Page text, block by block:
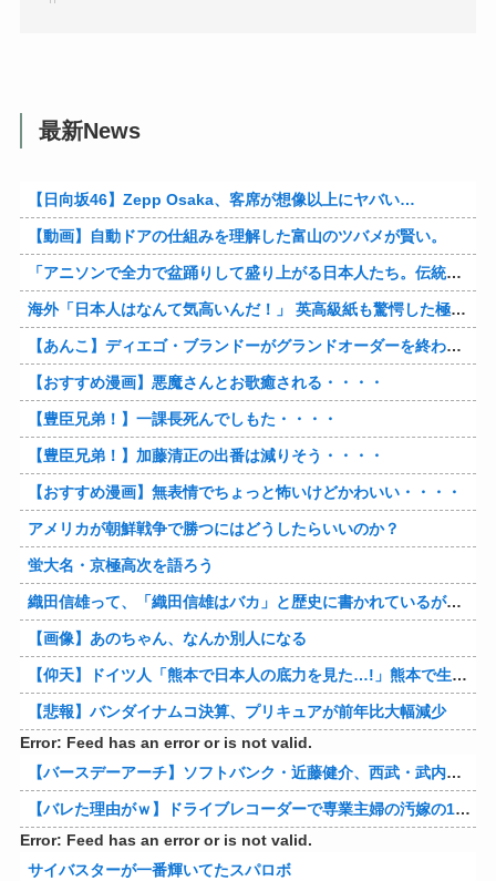
最新News
【日向坂46】Zepp Osaka、客席が想像以上にヤバい…
【動画】自動ドアの仕組みを理解した富山のツバメが賢い。
「アニソンで全力で盆踊りして盛り上がる日本人たち。伝統もオタクもこの熱量、素晴らしい」→女さんブチギレ「これを見て『日本の品格が落ちた』と思いま…
海外「日本人はなんて気高いんだ！」 英高級紙も驚愕した極限の中の日本人の姿に世界が衝撃
【あんこ】ディエゴ・ブランドーがグランドオーダーを終わらせるようです【FGO二部】 第１６６話
【おすすめ漫画】悪魔さんとお歌癒される・・・・
【豊臣兄弟！】一課長死んでしもた・・・・
【豊臣兄弟！】加藤清正の出番は減りそう・・・・
【おすすめ漫画】無表情でちょっと怖いけどかわいい・・・・
アメリカが朝鮮戦争で勝つにはどうしたらいいのか？
蛍大名・京極高次を語ろう
織田信雄って、「織田信雄はバカ」と歴史に書かれているが今まで家が残っているんでバカではないよな？
【画像】あのちゃん、なんか別人になる
【仰天】ドイツ人「熊本で日本人の底力を見た…!」熊本で生まれて初めて震度7の大地震を経験したドイツ人。直後、日本人たちの行動に衝撃を受けてしまう…
【悲報】バンダイナムコ決算、プリキュアが前年比大幅減少
Error: Feed has an error or is not valid.
【バースデーアーチ】ソフトバンク・近藤健介、西武・武内から第24号先制ソロホームラン！！！！！！！！！！！！！【西武対ソフトバンク20回戦】
【バレた理由がｗ】ドライブレコーダーで専業主婦の汚嫁の10年越し不倫発覚！制裁の詳細がコレｗｗｗｗｗ 他
Error: Feed has an error or is not valid.
サイバスターが一番輝いてたスパロボ